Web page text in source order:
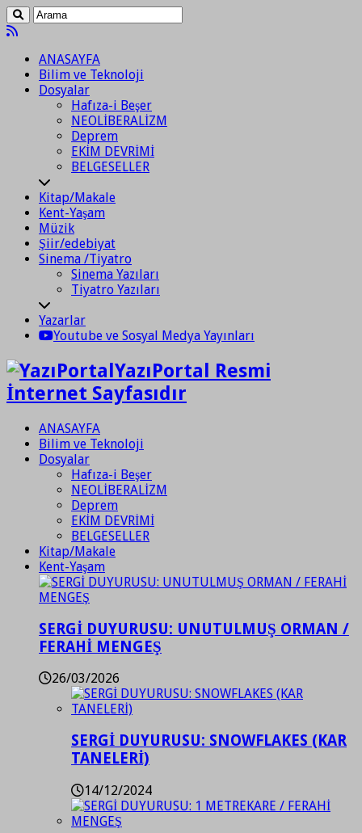
ANASAYFA
Bilim ve Teknoloji
Dosyalar
Hafıza-i Beşer
NEOLİBERALİZM
Deprem
EKİM DEVRİMİ
BELGESELLER
Kitap/Makale
Kent-Yaşam
Müzik
Şiir/edebiyat
Sinema /Tiyatro
Sinema Yazıları
Tiyatro Yazıları
Yazarlar
Youtube ve Sosyal Medya Yayınları
YazıPortal Resmi
İnternet Sayfasıdır
ANASAYFA
Bilim ve Teknoloji
Dosyalar
Hafıza-i Beşer
NEOLİBERALİZM
Deprem
EKİM DEVRİMİ
BELGESELLER
Kitap/Makale
Kent-Yaşam
SERGİ DUYURUSU: UNUTULMUŞ ORMAN /
FERAHİ MENGEŞ
26/03/2026
SERGİ DUYURUSU: SNOWFLAKES (KAR
TANELERİ)
14/12/2024